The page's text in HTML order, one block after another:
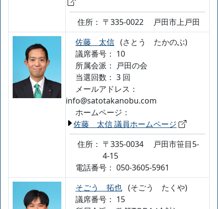
住所： 〒335-0022
戸田市上戸田
佐藤 太信 (さとう たかのぶ)
議席番号： 10
所属会派：
戸田の会
当選回数： 3 回
メールアドレス：
info@satotakanobu.com
ホームページ：
佐藤 太信 議員ホームページ
住所： 〒335-0034
戸田市笹目5-
4-15
電話番号： 050-3605-5961
そごう 拓也 (そごう たくや)
議席番号： 15